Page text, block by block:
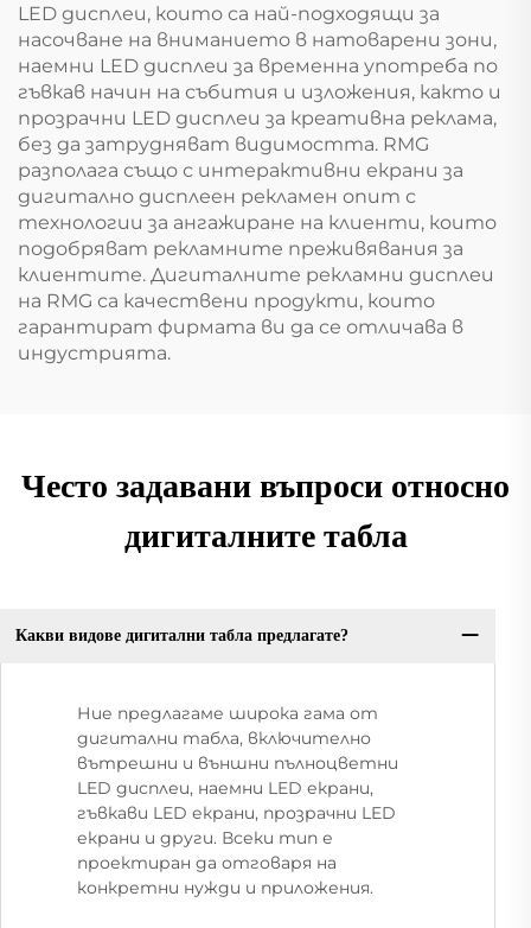
LED дисплеи, които са най-подходящи за
насочване на вниманието в натоварени зони,
наемни LED дисплеи за временна употреба по
гъвкав начин на събития и изложения, както и
прозрачни LED дисплеи за креативна реклама,
без да затрудняват видимостта. RMG
разполага също с интерактивни екрани за
дигитално дисплеен рекламен опит с
технологии за ангажиране на клиенти, които
подобряват рекламните преживявания за
клиентите. Дигиталните рекламни дисплеи
на RMG са качествени продукти, които
гарантират фирмата ви да се отличава в
индустрията.
Често задавани въпроси относно
дигиталните табла
Какви видове дигитални табла предлагате?
Ние предлагаме широка гама от
дигитални табла, включително
вътрешни и външни пълноцветни
LED дисплеи, наемни LED екрани,
гъвкави LED екрани, прозрачни LED
екрани и други. Всеки тип е
проектиран да отговаря на
конкретни нужди и приложения.